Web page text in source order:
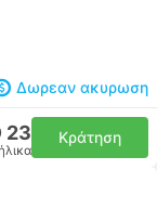
Δωρεαν ακυρωση
23 Κράτηση